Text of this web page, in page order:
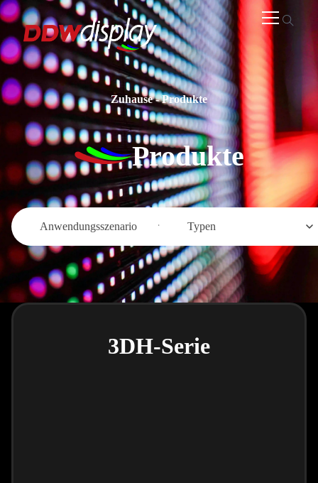
Zuhause-Produkte
Produkte
Anwendungsszenario Typen
3DH-Serie